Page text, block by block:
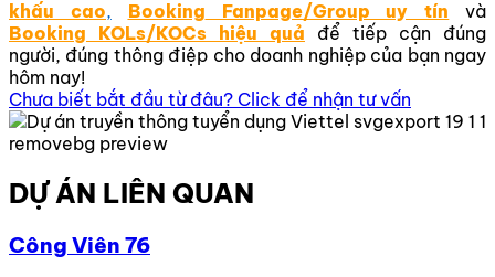
khấu cao, Booking Fanpage/Group uy tín và
Booking KOLs/KOCs hiệu quả để tiếp cận đúng
người, đúng thông điệp cho doanh nghiệp của bạn ngay
hôm nay!
Chưa biết bắt đầu từ đâu? Click để nhận tư vấn
DỰ ÁN LIÊN QUAN
Công Viên 76